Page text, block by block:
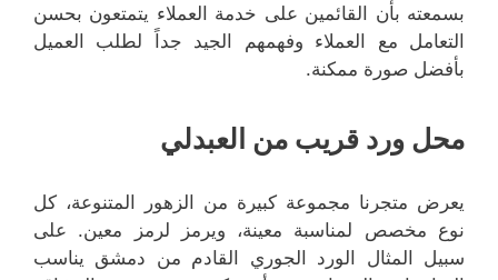
بسمعته بأن القائمين على خدمة العملاء يتمتعون بحسن
التعامل مع العملاء وفهمهم الجيد جداً لطلب العميل
بأفضل صورة ممكنة.
محل ورد قريب من العبدلي
يعرض متجرنا مجموعة كبيرة من الزهور المتنوعة، كل
نوع مخصص لمناسبة معينة، ويرمز لرمز معين. على
سبيل المثال الورد الجوري القادم من دمشق يناسب